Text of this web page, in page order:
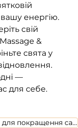
енергію.
свій
&
свята у
—
для себе.
регулярні процедури для покращення самопочуття